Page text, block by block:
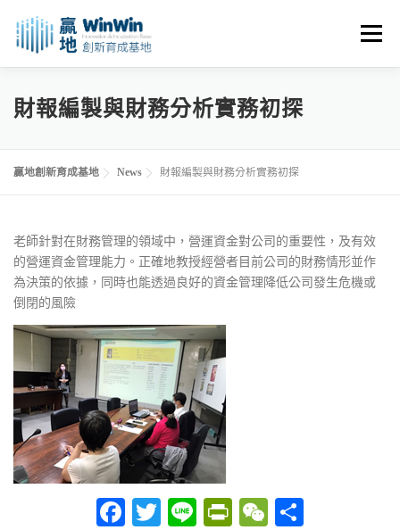
要
選單
關於我們 最新消息 創業資源 創業諮詢
進駐申請 活動花絮 空間租用
財報編製與財務分析實務初探
贏地創新育成基地 News 財報編製與財務分析實務初探
老師針對在財務管理的領域中，營運資金對公司的重要性，及有效
的營運資金管理能力。正確地教授經營者目前公司的財務情形並作
為決策的依據，同時也能透過良好的資金管理降低公司發生危機或
倒閉的風險
Facebook
Twitter
LinePrintFriendly
WeChat